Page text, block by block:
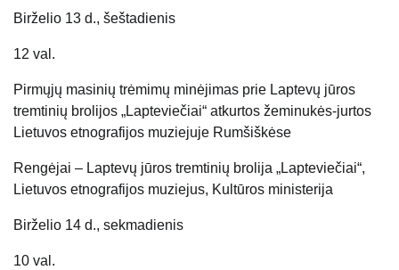
Birželio 13 d., šeštadienis
12 val.
Pirmųjų masinių trėmimų minėjimas prie Laptevų jūros
tremtinių brolijos „Lapteviečiai“ atkurtos žeminukės-jurtos
Lietuvos etnografijos muziejuje Rumšiškėse
Rengėjai – Laptevų jūros tremtinių brolija „Lapteviečiai“,
Lietuvos etnografijos muziejus, Kultūros ministerija
Birželio 14 d., sekmadienis
10 val.